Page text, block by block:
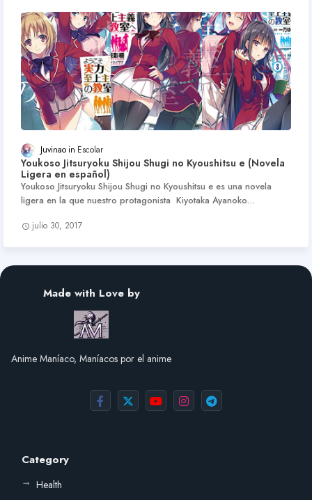
Juvinao Escolar
Youkoso Jitsuryoku Shijou Shugi no Kyoushitsu e (Novela
Ligera en español)
Youkoso Jitsuryoku Shijou Shugi no Kyoushitsu e es una novela
ligera en la que nuestro protagonista Kiyotaka Ayanoko…
julio 30, 2017
Made with Love by
Anime Maníaco, Maníacos por el anime
Category
Health